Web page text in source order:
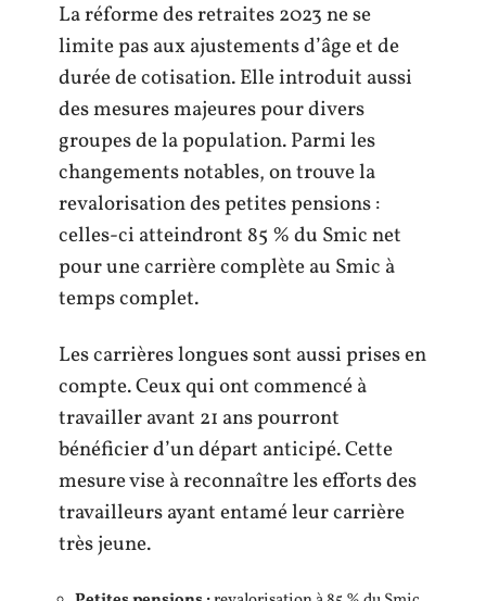
La réforme des retraites 2023 ne se
limite pas aux ajustements d’âge et de
durée de cotisation. Elle introduit aussi
des mesures majeures pour divers
groupes de la population. Parmi les
changements notables, on trouve la
revalorisation des petites pensions :
celles-ci atteindront 85 % du Smic net
pour une carrière complète au Smic à
temps complet.
Les carrières longues sont aussi prises en
compte. Ceux qui ont commencé à
travailler avant 21 ans pourront
bénéficier d’un départ anticipé. Cette
mesure vise à reconnaître les efforts des
travailleurs ayant entamé leur carrière
très jeune.